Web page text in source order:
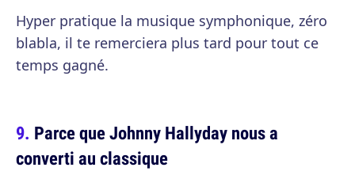
Hyper pratique la musique symphonique, zéro
blabla, il te remerciera plus tard pour tout ce
temps gagné.
Parce que Johnny Hallyday nous a
converti au classique